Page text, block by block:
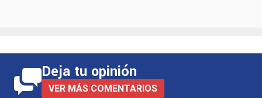
Deja tu opinión
VER MÁS COMENTARIOS